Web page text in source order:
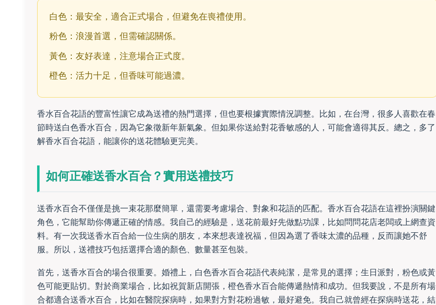
白色：最安全，適合正式場合，但避免在喪禮使用。
粉色：浪漫首選，但需確認關係。
黃色：友好表達，注意場合正式度。
橙色：活力十足，但香味可能過濃。
香水百合花語的豐富性讓它成為送禮的熱門選擇，但也要根據實際情況調整。比如，在台灣，很多人喜歡在春
節時送白色香水百合，因為它象徵新年新氣象。但如果你送給對花香敏感的人，可能會適得其反。總之，多了
解香水百合花語，能讓你的送花體驗更完美。
如何正確送香水百合？實用送禮技巧
送香水百合不僅僅是挑一束花那麼簡單，還需要考慮場合、對象和花語的匹配。香水百合花語在這裡扮演關鍵
角色，它能幫助你傳遞正確的情感。我自己的經驗是，送花前最好先做點功課，比如問問花店老闆或上網查資
料。有一次我送香水百合給一位生病的朋友，本來想表達祝福，但因為選了香味太濃的品種，反而讓她不舒
服。所以，送禮技巧包括選擇合適的顏色、數量甚至包裝。
首先，送香水百合的場合很重要。婚禮上，白色香水百合花語代表純潔，是常見的選擇；生日派對，粉色或黃
色可能更貼切。對於商業場合，比如祝賀新店開張，橙色香水百合能傳遞熱情和成功。但我要說，不是所有場
合都適合送香水百合，比如在醫院探病時，如果對方對花粉過敏，最好避免。我自己就曾經在探病時送花，結